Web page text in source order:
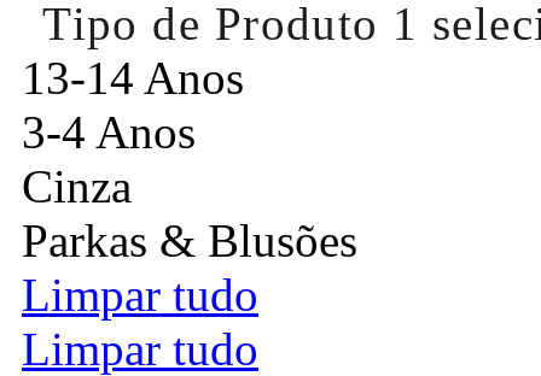
Tipo de Produto 1
13-14 Anos
3-4 Anos
Cinza
Parkas & Blusões
Limpar tudo
Limpar tudo